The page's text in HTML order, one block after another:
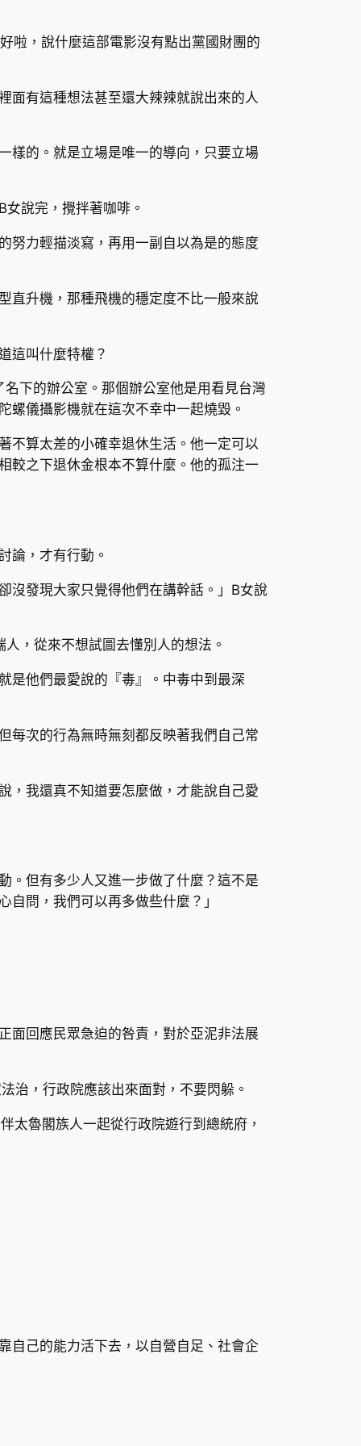
啦，說什麼這部電影沒有點出黨國財團的
面有這種想法甚至還大辣辣就說出來的人
樣的。就是立場是唯一的導向，只要立場
說完，攪拌著咖啡。
努力輕描淡寫，再用一副自以為是的態度
直升機，那種飛機的穩定度不比一般來說
這叫什麼特權？
下的辦公室。那個辦公室他是用看見台灣
螺儀攝影機就在這次不幸中一起燒毀。
不算太差的小確幸退休生活。他一定可以
較之下退休金根本不算什麼。他的孤注一
論，才有行動。
沒發現大家只覺得他們在講幹話。」B女說
，從來不想試圖去懂別人的想法。
是他們最愛說的『毒』。中毒中到最深
每次的行為無時無刻都反映著我們自己常
，我還真不知道要怎麼做，才能說自己愛
。但有多少人又進一步做了什麼？這不是
問，我們可以再多做些什麼？」
面回應民眾急迫的咎責，對於亞泥非法展
治，行政院應該出來面對，不要閃躲。
太魯閣族人一起從行政院遊行到總統府，
自己的能力活下去，以自營自足、社會企